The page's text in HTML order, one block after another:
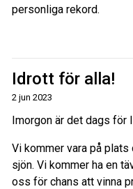
personliga rekord.
Idrott för alla!
2 jun 2023
Imorgon är det dags för
Vi kommer vara på
sjön. Vi kommer ha en
oss för chans att vinna